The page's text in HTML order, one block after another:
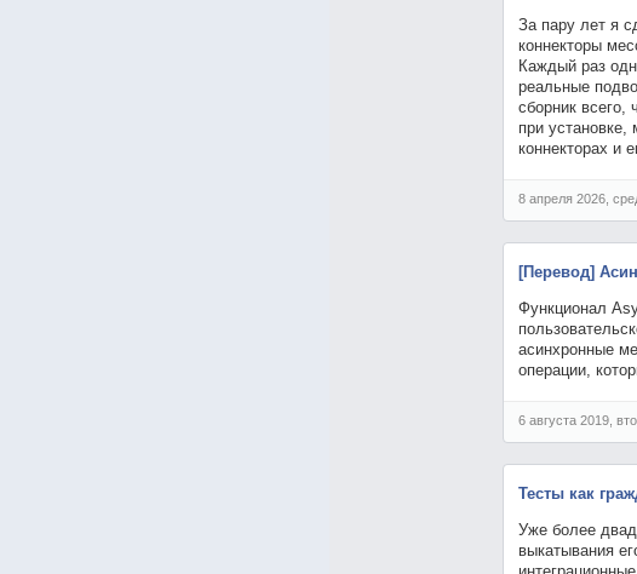
За пару лет я
коннекторы
Каждый раз
реальные
сборник всего,
при установке,
коннекторах и
8 апреля 2026,
[Перевод]
Функционал
асинхронные
операции,
6 августа 2019,
Тесты как
Уже более
выкатывания